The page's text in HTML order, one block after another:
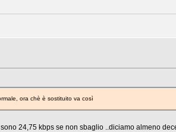
ora chè è sostituito va così
24,75 kbps se non sbaglio ..diciamo almeno